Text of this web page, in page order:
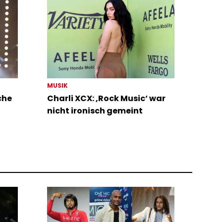
MUSIK
Charli XCX: ‚Rock Music‘ war
nicht ironisch gemeint